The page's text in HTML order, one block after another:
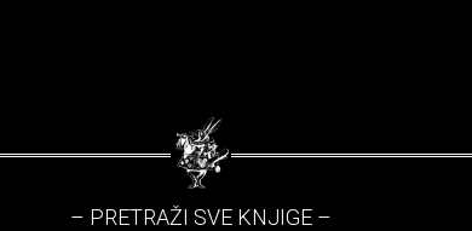
– PRETRAŽI SVE KNJIGE –